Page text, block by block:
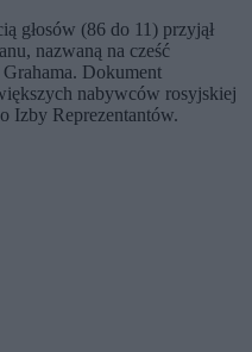
głosów (86 do 11) przyjął
nazwaną na cześć
Dokument
nabywców rosyjskiej
Izby Reprezentantów.